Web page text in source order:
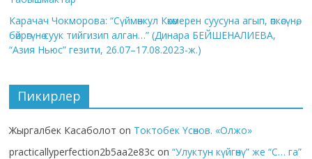
Карачач Чокморова: “Сүймөнкул Көкөмерен суусуна агып, өпкөсүнө,
бөйрөгүнө суук тийгизип алган…” (Динара БЕЙШЕНАЛИЕВА,
“Азия Ньюс” гезити, 26.07–17.08.2023-ж.)
Пикирлер
Жыргалбек Касаболот on Токтобек Үсөнов. «Олжо»
practicallyperfection2b5aa2e83c on“Улуктун күйгөнү” же “С… га”